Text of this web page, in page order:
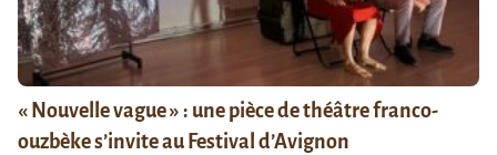
« Nouvelle vague » : une pièce de théâtre franco-
ouzbèke s’invite au Festival d’Avignon